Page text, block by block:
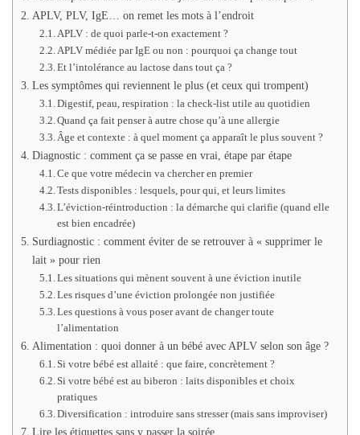
APLV, PLV, IgE… on remet les mots à l’endroit
APLV : de quoi parle-t-on exactement ?
APLV médiée par IgE ou non : pourquoi ça change tout
Et l’intolérance au lactose dans tout ça ?
Les symptômes qui reviennent le plus (et ceux qui trompent)
Digestif, peau, respiration : la check-list utile au quotidien
Quand ça fait penser à autre chose qu’à une allergie
Âge et contexte : à quel moment ça apparaît le plus souvent ?
Diagnostic : comment ça se passe en vrai, étape par étape
Ce que votre médecin va chercher en premier
Tests disponibles : lesquels, pour qui, et leurs limites
L’éviction-réintroduction : la démarche qui clarifie (quand elle
est bien encadrée)
Surdiagnostic : comment éviter de se retrouver à « supprimer le
lait » pour rien
Les situations qui mènent souvent à une éviction inutile
Les risques d’une éviction prolongée non justifiée
Les questions à vous poser avant de changer toute
l’alimentation
Alimentation : quoi donner à un bébé avec APLV selon son âge ?
Si votre bébé est allaité : que faire, concrètement ?
Si votre bébé est au biberon : laits disponibles et choix
pratiques
Diversification : introduire sans stresser (mais sans improviser)
Lire les étiquettes sans y passer la soirée